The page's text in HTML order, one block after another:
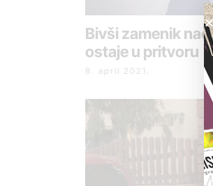
Bivši zamenik
ostaje u pritvoru
8. april 2021.